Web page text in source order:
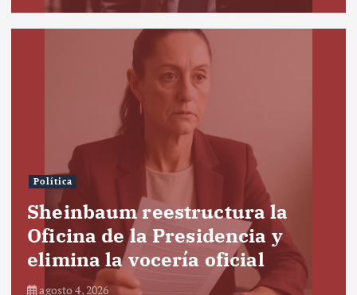
Política
Sheinbaum reestructura la
Oficina de la Presidencia y
elimina la vocería oficial
agosto 4, 2026